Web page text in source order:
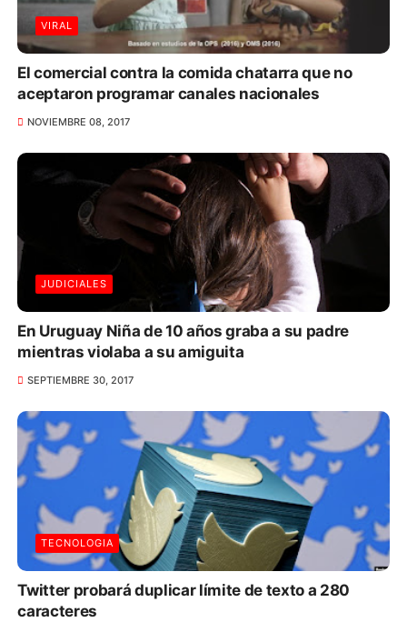
VIRAL
El comercial contra la comida chatarra que no
aceptaron programar canales nacionales
NOVIEMBRE 08, 2017
JUDICIALES
En Uruguay Niña de 10 años graba a su padre
mientras violaba a su amiguita
SEPTIEMBRE 30, 2017
TECNOLOGIA
Twitter probará duplicar límite de texto a 280
caracteres